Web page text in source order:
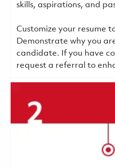
skills, aspirations, and
Customize your resume
Demonstrate why you
candidate. If you have
request a referral to